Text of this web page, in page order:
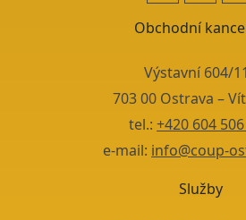
Obchodní
Výstavní 604/
703 00 Ostrava –
tel.: +420 604
e-mail: info@coup-
Služby